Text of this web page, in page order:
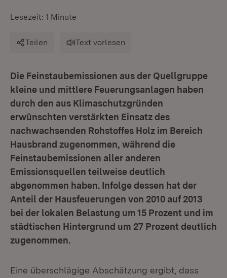
Lesezeit: 1 Minute
Teilen Text vorlesen
Die Feinstaubemissionen aus der Quellgruppe
kleine und mittlere Feuerungsanlagen haben
durch den aus Klimaschutzgründen
erwünschten verstärkten Einsatz des
nachwachsenden Rohstoffes Holz im Bereich
Hausbrand zugenommen, während die
Feinstaubemissionen aller anderen
Emissionsquellen teilweise deutlich
abgenommen haben. Infolge dessen hat der
Anteil der Hausfeuerungen von 2010 auf 2013
bei der lokalen Belastung um 15 Prozent und im
städtischen Hintergrund um 27 Prozent deutlich
zugenommen.
Eine überschlägige Abschätzung ergibt, dass